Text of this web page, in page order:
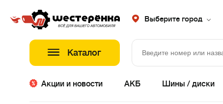
Выберите город
Каталог
Акции и новости АКБ Шины / диски